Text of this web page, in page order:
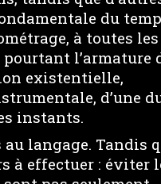
du
à toutes les
l’armature
existentielle,
d’une
instants.
langage. Tandis
à effectuer : éviter